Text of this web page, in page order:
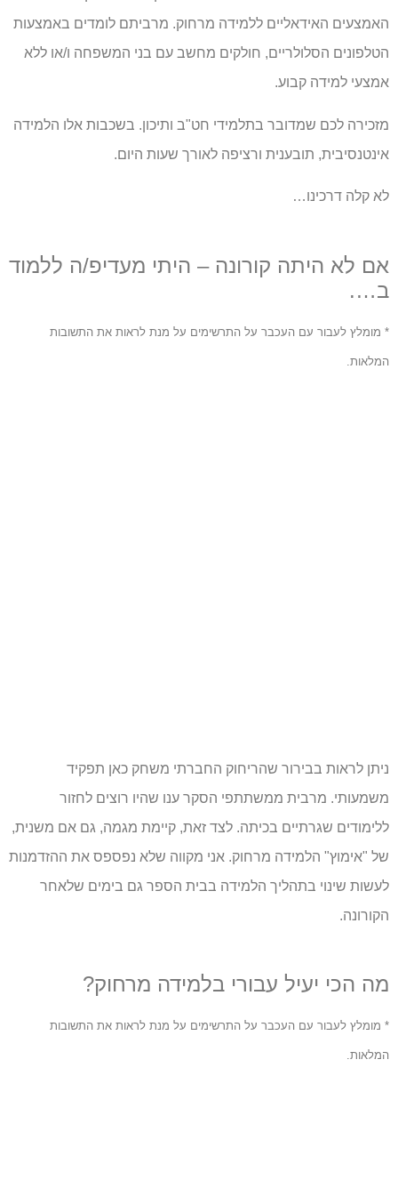
האמצעים האידאליים ללמידה מרחוק. מרביתם לומדים באמצעות
הטלפונים הסלולריים, חולקים מחשב עם בני המשפחה ו/או ללא
אמצעי למידה קבוע.
מזכירה לכם שמדובר בתלמידי חט"ב ותיכון. בשכבות אלו הלמידה
אינטנסיבית, תובענית ורציפה לאורך שעות היום.
לא קלה דרכינו…
אם לא היתה קורונה – היתי מעדיפ/ה ללמוד
ב….
* מומלץ לעבור עם העכבר על התרשימים על מנת לראות את התשובות
המלאות.
ניתן לראות בבירור שהריחוק החברתי משחק כאן תפקיד
משמעותי. מרבית ממשתתפי הסקר ענו שהיו רוצים לחזור
ללימודים שגרתיים בכיתה. לצד זאת, קיימת מגמה, גם אם משנית,
של "אימוץ" הלמידה מרחוק. אני מקווה שלא נפספס את ההזדמנות
לעשות שינוי בתהליך הלמידה בבית הספר גם בימים שלאחר
הקורונה.
מה הכי יעיל עבורי בלמידה מרחוק?
* מומלץ לעבור עם העכבר על התרשימים על מנת לראות את התשובות
המלאות.